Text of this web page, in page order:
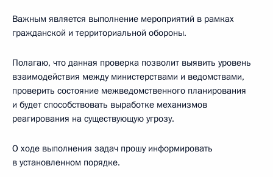
Важным является выполнение мероприятий в рамках
гражданской и территориальной обороны.
Полагаю, что данная проверка позволит выявить уровень
взаимодействия между министерствами и ведомствами,
проверить состояние межведомственного планирования
и будет способствовать выработке механизмов
реагирования на существующую угрозу.
О ходе выполнения задач прошу информировать
в установленном порядке.